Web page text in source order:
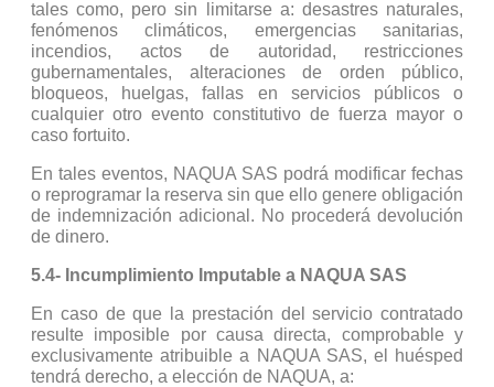
tales como, pero sin limitarse a: desastres naturales,
fenómenos climáticos, emergencias sanitarias,
incendios, actos de autoridad, restricciones
gubernamentales, alteraciones de orden público,
bloqueos, huelgas, fallas en servicios públicos o
cualquier otro evento constitutivo de fuerza mayor o
caso fortuito.
En tales eventos, NAQUA SAS podrá modificar fechas
o reprogramar la reserva sin que ello genere obligación
de indemnización adicional. No procederá devolución
de dinero.
5.4- Incumplimiento Imputable a NAQUA SAS
En caso de que la prestación del servicio contratado
resulte imposible por causa directa, comprobable y
exclusivamente atribuible a NAQUA SAS, el huésped
tendrá derecho, a elección de NAQUA, a: